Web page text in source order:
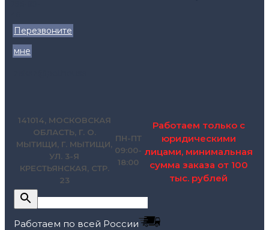
Перезвоните
мне
141014, МОСКОВСКАЯ
ОБЛАСТЬ, Г. О.
МЫТИЩИ, Г. МЫТИЩИ,
УЛ. 3-Я
КРЕСТЬЯНСКАЯ, СТР.
23
ПН-ПТ
09:00-
18:00
Работаем только с
юридическими
лицами, минимальная
сумма заказа от 100
тыс. рублей
Работаем по всей России